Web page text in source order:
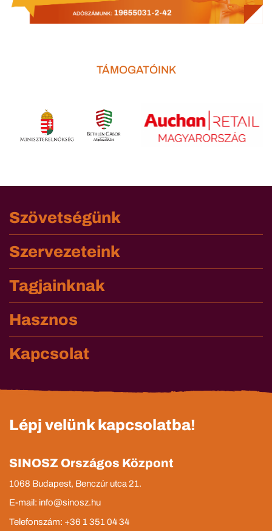
TÁMOGATÓINK
Szövetségünk
Szervezeteink
Tagjainknak
Hasznos
Kapcsolat
Lépj velünk kapcsolatba!
SINOSZ Országos Központ
1068 Budapest, Benczúr utca 21.
E-mail: info@sinosz.hu
Telefonszám: +36 1 351 04 34